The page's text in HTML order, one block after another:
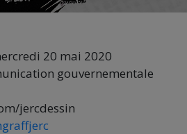
20 mai 2020
gouvernementale
jercdessin